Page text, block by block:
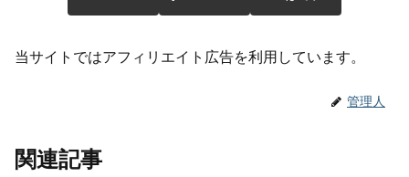
当サイトではアフィリエイト広告を利用しています。
管理人
関連記事